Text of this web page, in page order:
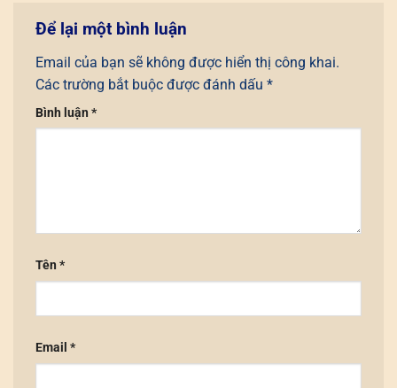
Để lại một bình luận
Email của bạn sẽ không được hiển thị công khai.
Các trường bắt buộc được đánh dấu *
Bình luận *
Tên *
Email *